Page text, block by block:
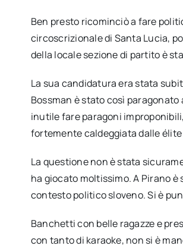
Ben presto ricominciò a fare
circoscrizionale di Santa Lucia,
della locale sezione di partito è
La sua candidatura era stata
Bossman è stato così
inutile fare paragoni
fortemente caldeggiata dalle
La questione non è stata
ha giocato moltissimo. A Pirano
contesto politico sloveno. Si è
Banchetti con belle ragazze e
con tanto di karaoke, non si è